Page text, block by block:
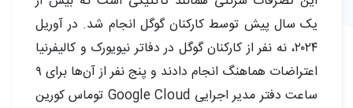
یک سال پیش توسط کارکنان گوگل انجام شد. در آوریل
۲۰۲۴، نه نفر از کارکنان گوگل در دفاتر نیویورک و کالیفرنیا
اعتراضات هماهنگ انجام دادند و پنج نفر از آن‌ها برای ۹
ساعت دفتر مدیر اجرایی Google Cloud توماس کورین